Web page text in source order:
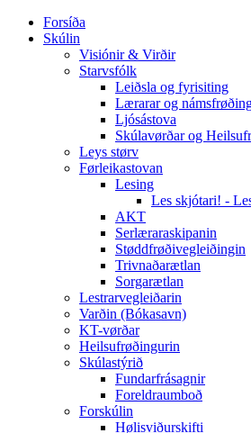
Forsíða
Skúlin
Visiónir & Virðir
Starvsfólk
Leiðsla og fyrisiting
Lærarar og
Ljósástova
Skúlavørðar og
Leys størv
Førleikastovan
Lesing
Les skjótari! -
AKT
Serlæraraskipanin
Støddfrøðivegleiðingin
Trivnaðarætlan
Sorgarætlan
Lestrarvegleiðarin
Varðin (Bókasavn)
KT-vørðar
Heilsufrøðingurin
Skúlastýrið
Fundarfrásagnir
Foreldraumboð
Forskúlin
Hølisviðurskifti